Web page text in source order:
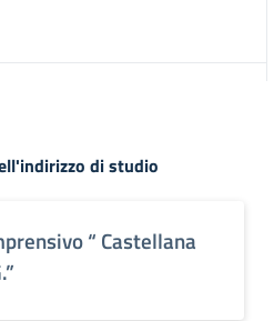
di studio
“ Castellana